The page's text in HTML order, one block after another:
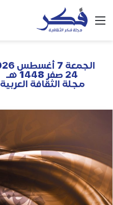
الجمعة 7 أغسطس 2026
24 صفر 1448 هـ
مجلة الثقافة العربية